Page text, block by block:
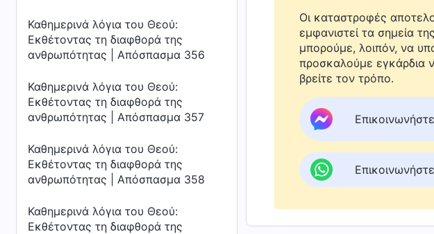
Καθημερινά λόγια του Θεού:
Εκθέτοντας τη διαφθορά της
ανθρωπότητας | Απόσπασμα 356
Καθημερινά λόγια του Θεού:
Εκθέτοντας τη διαφθορά της
ανθρωπότητας | Απόσπασμα 357
Καθημερινά λόγια του Θεού:
Εκθέτοντας τη διαφθορά της
ανθρωπότητας | Απόσπασμα 358
Καθημερινά λόγια του Θεού:
Εκθέτοντας τη διαφθορά της
Οι καταστροφές
εμφανιστεί τα σημεία
μπορούμε, λοιπόν, να
προσκαλούμε εγκάρδια
βρείτε τον τρόπο.